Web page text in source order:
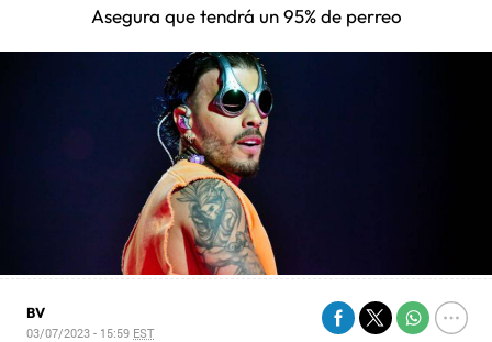
Asegura que tendrá un 95% de perreo
BV
03/07/2023 - 15:59 EST